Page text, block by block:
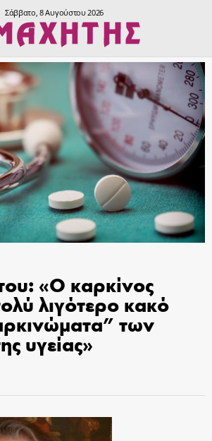
Σάββατο, 8 Αυγούστου 2026
«Ο καρκίνος
λιγότερο κακό
των
υγείας»